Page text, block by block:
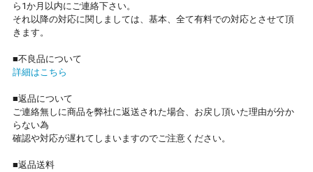
ら1か月以内にご連絡下さい。
それ以降の対応に関しましては、基本、全て有料での対応とさせて頂
きます。
■不良品について
詳細はこちら
■返品について
ご連絡無しに商品を弊社に返送された場合、お戻し頂いた理由が分か
らない為
確認や対応が遅れてしまいますのでご注意ください。
■返品送料